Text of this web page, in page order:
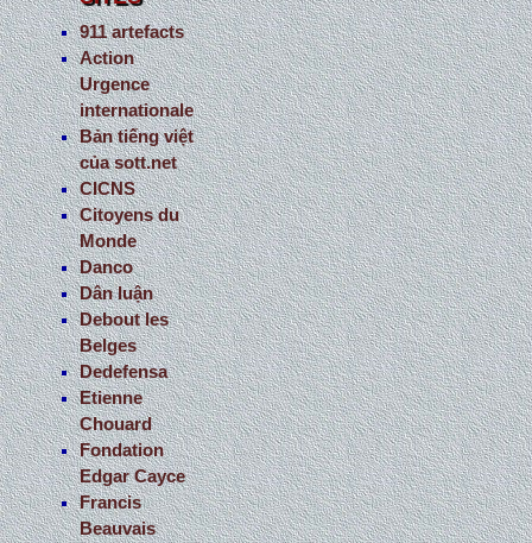
911 artefacts
Action
Urgence
internationale
Bản tiếng việt
của sott.net
CICNS
Citoyens du
Monde
Danco
Dân luận
Debout les
Belges
Dedefensa
Etienne
Chouard
Fondation
Edgar Cayce
Francis
Beauvais